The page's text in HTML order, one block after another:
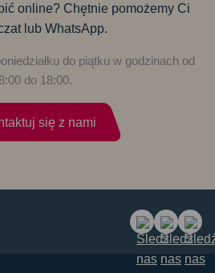
online? Chętnie pomożemy Ci
lub WhatsApp.
do piątku w godzinach od
8:00 do 18:00.
się z nami